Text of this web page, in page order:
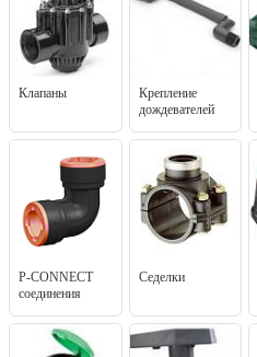
Клапаны
Крепление
дождевателей
P-CONNECT
соединения
Седелки